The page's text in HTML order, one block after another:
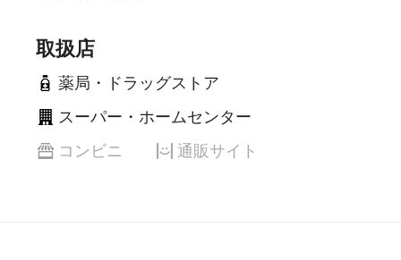
取扱店
薬局・ドラッグストア
スーパー・ホームセンター
コンビニ
通販サイト